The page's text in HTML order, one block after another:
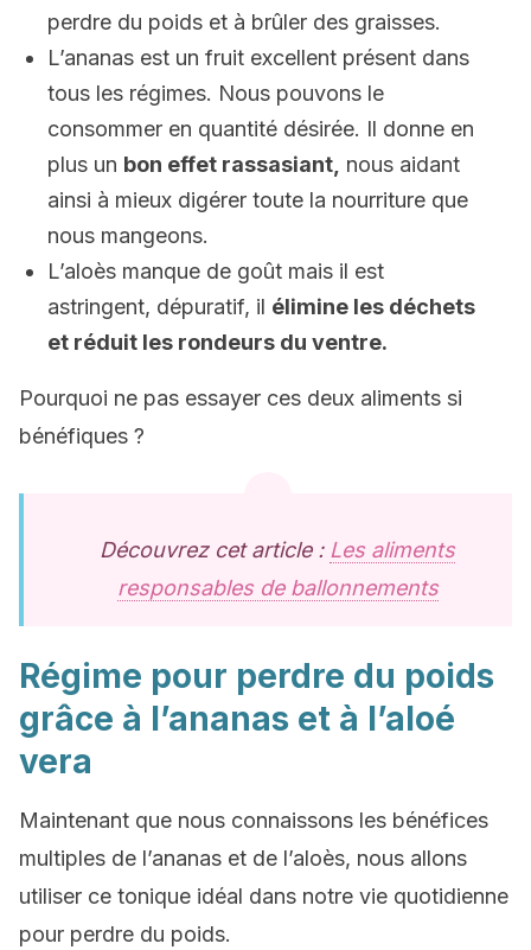
perdre du poids et à brûler des graisses.
L’ananas est un fruit excellent présent dans
tous les régimes. Nous pouvons le
consommer en quantité désirée. Il donne en
plus un bon effet rassasiant, nous aidant
ainsi à mieux digérer toute la nourriture que
nous mangeons.
L’aloès manque de goût mais il est
astringent, dépuratif, il élimine les déchets
et réduit les rondeurs du ventre.
Pourquoi ne pas essayer ces deux aliments si
bénéfiques ?
Découvrez cet article : Les aliments
responsables de ballonnements
Régime pour perdre du poids
grâce à l’ananas et à l’aloé
vera
Maintenant que nous connaissons les bénéfices
multiples de l’ananas et de l’aloès, nous allons
utiliser ce tonique idéal dans notre vie quotidienne
pour perdre du poids.